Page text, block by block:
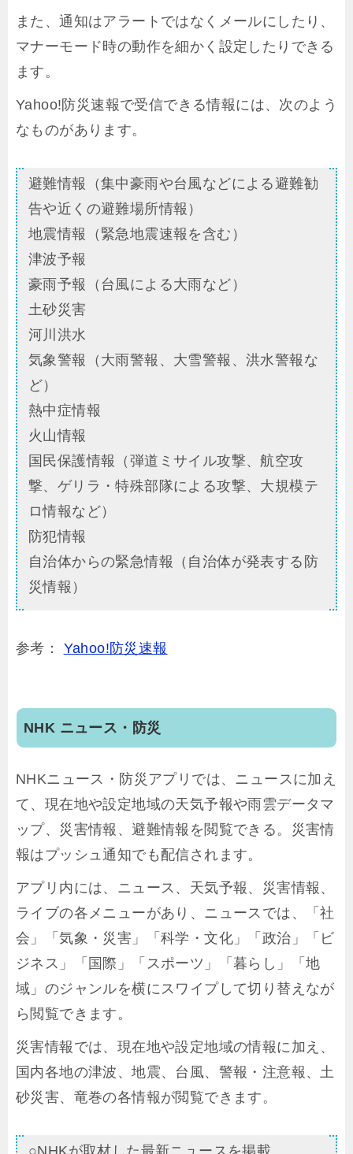
また、通知はアラートではなくメールにしたり、
マナーモード時の動作を細かく設定したりできる
ます。
Yahoo!防災速報で受信できる情報には、次のよう
なものがあります。
避難情報（集中豪雨や台風などによる避難勧
告や近くの避難場所情報）
地震情報（緊急地震速報を含む）
津波予報
豪雨予報（台風による大雨など）
土砂災害
河川洪水
気象警報（大雨警報、大雪警報、洪水警報な
ど）
熱中症情報
火山情報
国民保護情報（弾道ミサイル攻撃、航空攻
撃、ゲリラ・特殊部隊による攻撃、大規模テ
ロ情報など）
防犯情報
自治体からの緊急情報（自治体が発表する防
災情報）
参考： Yahoo!防災速報
NHK ニュース・防災
NHKニュース・防災アプリでは、ニュースに加え
て、現在地や設定地域の天気予報や雨雲データマ
ップ、災害情報、避難情報を閲覧できる。災害情
報はプッシュ通知でも配信されます。
アプリ内には、ニュース、天気予報、災害情報、
ライブの各メニューがあり、ニュースでは、「社
会」「気象・災害」「科学・文化」「政治」「ビ
ジネス」「国際」「スポーツ」「暮らし」「地
域」のジャンルを横にスワイプして切り替えなが
ら閲覧できます。
災害情報では、現在地や設定地域の情報に加え、
国内各地の津波、地震、台風、警報・注意報、土
砂災害、竜巻の各情報が閲覧できます。
○NHKが取材した最新ニュースを掲載。